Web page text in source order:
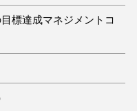
標達成マネジメントコ